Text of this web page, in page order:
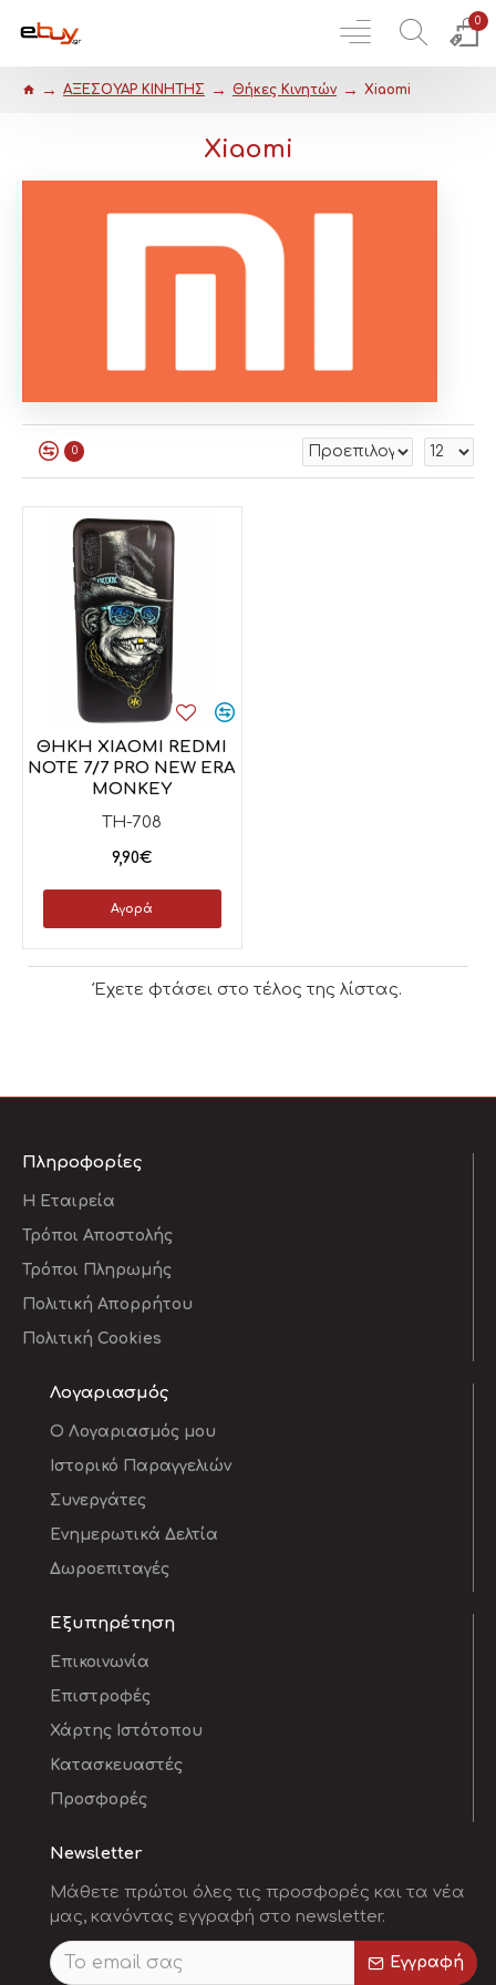
0
ΑΞΕΣΟΥΑΡ ΚΙΝΗΤΗΣ Θήκες Κινητών Xiaomi
Xiaomi
0
TH-708
ΘΗΚΗ XIAOMI REDMI
NOTE 7/7 PRO NEW ERA
MONKEY
9,90€
Αγορά
Έχετε φτάσει στο τέλος της λίστας.
Πληροφορίες
Η Εταιρεία
Τρόποι Αποστολής
Τρόποι Πληρωμής
Πολιτική Απορρήτου
Πολιτική Cookies
Λογαριασμός
O Λογαριασμός μου
Ιστορικό Παραγγελιών
Συνεργάτες
Ενημερωτικά Δελτία
Δωροεπιταγές
Εξυπηρέτηση
Επικοινωνία
Επιστροφές
Χάρτης Ιστότοπου
Κατασκευαστές
Προσφορές
Newsletter
Μάθετε πρώτοι όλες τις προσφορές και τα νέα
μας, κανόντας εγγραφή στο newsletter.
Εγγραφή